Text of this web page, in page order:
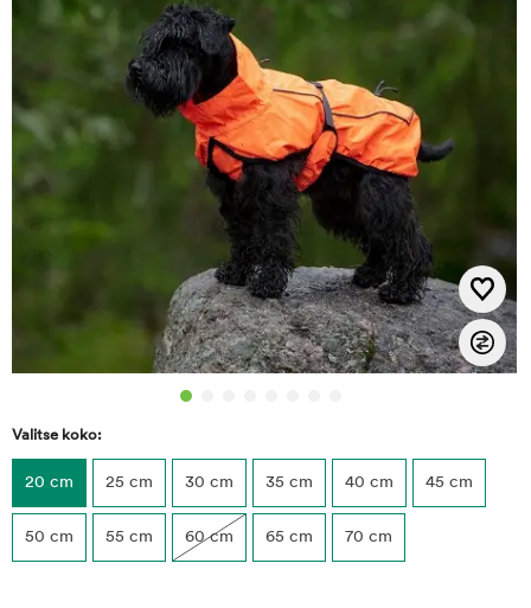
Valitse koko:
20 cm 25 cm 30 cm 35 cm 40 cm 45 cm
50 cm 55 cm 60 cm 65 cm 70 cm